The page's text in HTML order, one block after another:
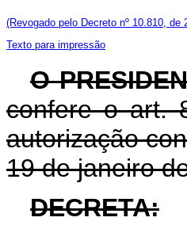
(Revogado pelo Decreto nº 10.810, de
Texto para impressão
O
confere o art.
autorização
19 de janeiro
DECRETA: